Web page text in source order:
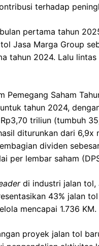
terhadap
pertama tahun
Jasa Marga Group
tahun 2024. Lalu
Pemegang Saham
tahun 2024,
triliun (tumbuh
diturunkan dari
dividen
per lembar saham
di industri jalan tol,
43% jalan
mencapai 1.736 KM.
proyek jalan tol